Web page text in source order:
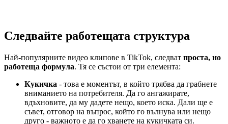
Следвайте работещата структура
Най-популярните видео клипове в TikTok, следват проста, но
работеща формула. Тя се състои от три елемента:
Кукичка - това е моментът, в който трябва да грабнете
вниманието на потребителя. Да го ангажирате,
вдъхновите, да му дадете нещо, което иска. Дали ще е
съвет, отговор на въпрос, който го вълнува или нещо
друго - важното е да го хванете на кукичката си.